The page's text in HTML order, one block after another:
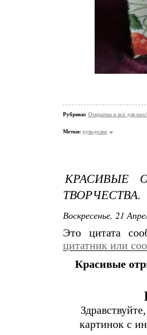
Рубрики: Открытки и всё для
Метки: рукоделие
КРАСИВЫЕ
ТВОРЧЕСТВА.
Воскресенье, 21
Это цитата
цитатник или
Красивые
картинок с